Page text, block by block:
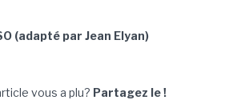
(adapté par Jean Elyan)
vous a plu? Partagez le !